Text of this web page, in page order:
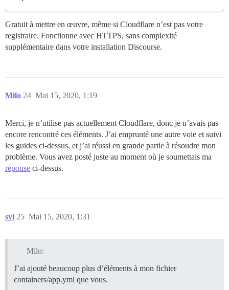
Gratuit à mettre en œuvre, même si Cloudflare n’est pas votre
registraire. Fonctionne avec HTTPS, sans complexité
supplémentaire dans votre installation Discourse.
Milo Mai 15, 2020, 1:19
24
Merci, je n’utilise pas actuellement Cloudflare, donc je n’avais pas
encore rencontré ces éléments. J’ai emprunté une autre voie et suivi
les guides ci-dessus, et j’ai réussi en grande partie à résoudre mon
problème. Vous avez posté juste au moment où je soumettais ma
réponse ci-dessus.
syl Mai 15, 2020, 1:31
25
Milo:
J’ai ajouté beaucoup plus d’éléments à mon fichier
containers/app.yml que vous.